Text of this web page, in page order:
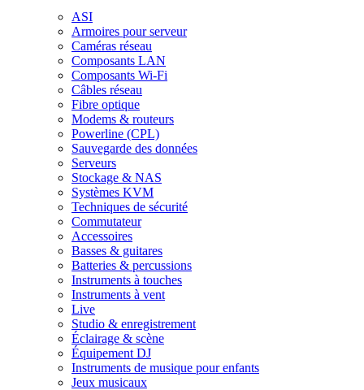
ASI
Armoires pour serveur
Caméras réseau
Composants LAN
Composants Wi-Fi
Câbles réseau
Fibre optique
Modems & routeurs
Powerline (CPL)
Sauvegarde des données
Serveurs
Stockage & NAS
Systèmes KVM
Techniques de sécurité
Commutateur
Accessoires
Basses & guitares
Batteries & percussions
Instruments à touches
Instruments à vent
Live
Studio & enregistrement
Éclairage & scène
Équipement DJ
Instruments de musique pour enfants
Jeux musicaux